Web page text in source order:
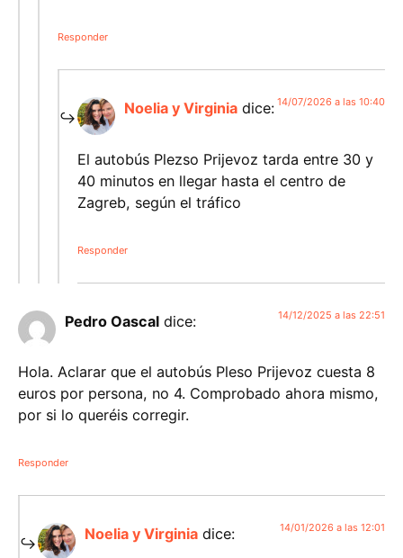
Responder
Noelia y Virginia dice: 14/07/2026 a las 10:40
El autobús Plezso Prijevoz tarda entre 30 y
40 minutos en llegar hasta el centro de
Zagreb, según el tráfico
Responder
Pedro Oascal dice: 14/12/2025 a las 22:51
Hola. Aclarar que el autobús Pleso Prijevoz cuesta 8
euros por persona, no 4. Comprobado ahora mismo,
por si lo queréis corregir.
Responder
Noelia y Virginia dice: 14/01/2026 a las 12:01